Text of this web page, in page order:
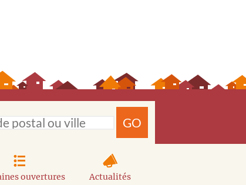
GO
ouvertures Actualités